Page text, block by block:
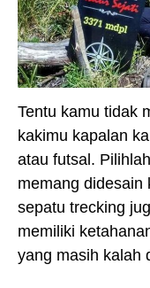
Tentu kamu tidak
kakimu kapalan
atau futsal.
memang didesain
sepatu trecking
memiliki
yang masih kalah